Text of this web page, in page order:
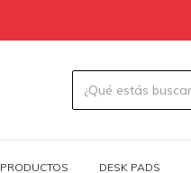
PRODUCTOS DESK PADS